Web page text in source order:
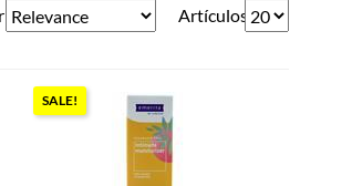
Artículos
SALE!